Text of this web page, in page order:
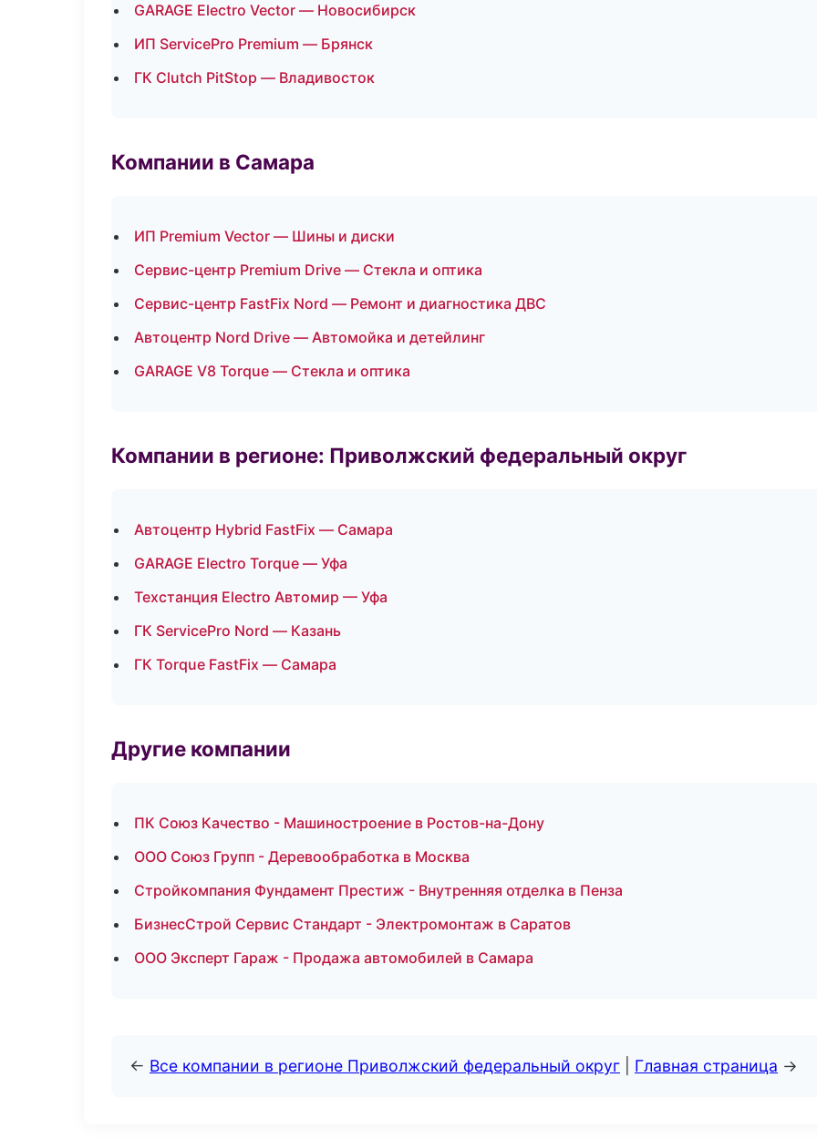
GARAGE Electro Vector — Новосибирск
ИП ServicePro Premium — Брянск
ГК Clutch PitStop — Владивосток
Компании в Самара
ИП Premium Vector — Шины и диски
Сервис-центр Premium Drive — Стекла и оптика
Сервис-центр FastFix Nord — Ремонт и диагностика ДВС
Автоцентр Nord Drive — Автомойка и детейлинг
GARAGE V8 Torque — Стекла и оптика
Компании в регионе: Приволжский федеральный округ
Автоцентр Hybrid FastFix — Самара
GARAGE Electro Torque — Уфа
Техстанция Electro Автомир — Уфа
ГК ServicePro Nord — Казань
ГК Torque FastFix — Самара
Другие компании
ПК Союз Качество - Машиностроение в Ростов-на-Дону
ООО Союз Групп - Деревообработка в Москва
Стройкомпания Фундамент Престиж - Внутренняя отделка в Пенза
БизнесСтрой Сервис Стандарт - Электромонтаж в Саратов
ООО Эксперт Гараж - Продажа автомобилей в Самара
← Все компании в регионе Приволжский федеральный округ Главная страница →